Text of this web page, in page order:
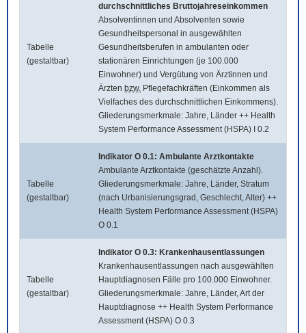
Tabelle
(gestaltbar)
durchschnittliches Bruttojahreseinkommen
Absolventinnen und Absolventen sowie
Gesundheitspersonal in ausgewählten
Gesundheitsberufen in ambulanten oder
stationären Einrichtungen (je 100.000
Einwohner) und Vergütung von Ärztinnen und
Ärzten bzw. Pflegefachkräften (Einkommen als
Vielfaches des durchschnittlichen Einkommens).
Gliederungsmerkmale: Jahre, Länder ++ Health
System Performance Assessment (HSPA) I 0.2
Tabelle
(gestaltbar)
Indikator O 0.1: Ambulante Arztkontakte
Ambulante Arztkontakte (geschätzte Anzahl).
Gliederungsmerkmale: Jahre, Länder, Stratum
(nach Urbanisierungsgrad, Geschlecht, Alter) ++
Health System Performance Assessment (HSPA)
O 0.1
Tabelle
(gestaltbar)
Indikator O 0.3: Krankenhausentlassungen
Krankenhausentlassungen nach ausgewählten
Hauptdiagnosen Fälle pro 100.000 Einwohner.
Gliederungsmerkmale: Jahre, Länder, Art der
Hauptdiagnose ++ Health System Performance
Assessment (HSPA) O 0.3